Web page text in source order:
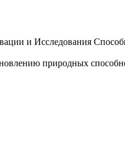
и Исследования
природных